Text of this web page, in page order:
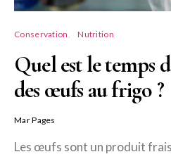
Conservation Nutrition
Quel est le temps
des œufs au frigo ?
Mar Pages
Les œufs sont un produit